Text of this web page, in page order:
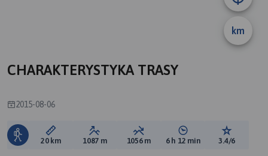
km
CHARAKTERYSTYKA TRASY
2015-08-06
Długość trasy:
20 km Suma przewyższeń:
1087 m Suma spadków:
1056 m Średni czas potrzebny
6 h 12 min Ocena
3.4/6